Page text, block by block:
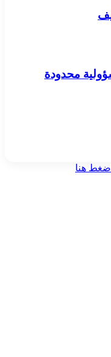
محدودة
اضغط هنا